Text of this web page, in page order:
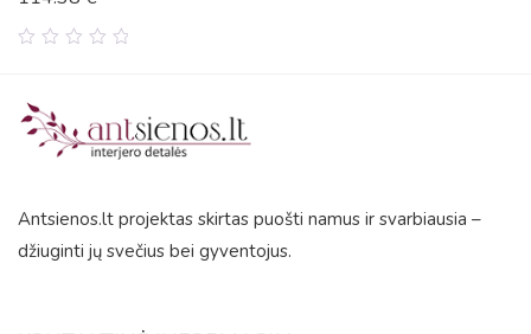
Antsienos.lt projektas skirtas puošti namus ir svarbiausia –
džiuginti jų svečius bei gyventojus.